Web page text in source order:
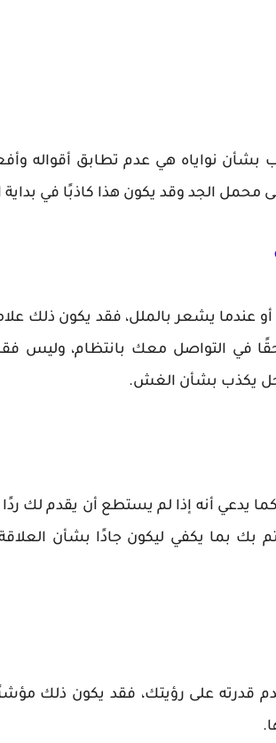
بشأن نواياه هي عدم تطابق أقواله
محمل الجد وقد يكون هذا كاذبًا في بداية
عندما يشعر بالملل، فقد يكون ذلك
في التواصل معك بانتظام، وليس
يكذب بشأن الغش.
يدعي أنه إذا لم يستطع أن يقدم لك
بك بما يكفي ليكون جادًا بشأن
قدرته على رؤيتك، فقد يكون ذلك